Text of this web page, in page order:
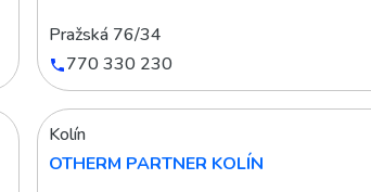
Pražská 76/34
770 330 230
Kolín
OTHERM PARTNER KOLÍN